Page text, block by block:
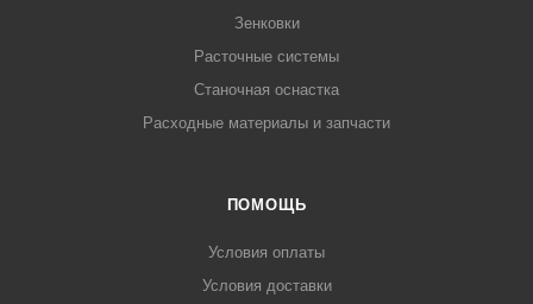
Зенковки
Расточные системы
Станочная оснастка
Расходные материалы и запчасти
ПОМОЩЬ
Условия оплаты
Условия доставки